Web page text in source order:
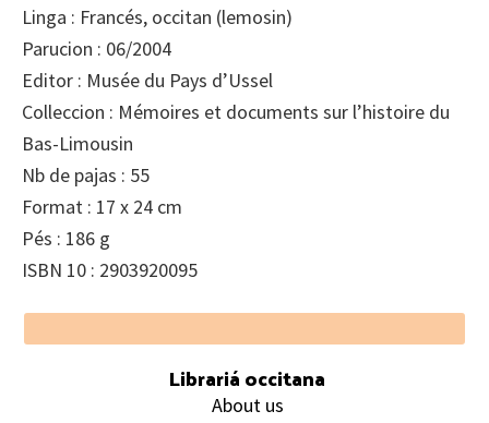
Linga : Francés, occitan (lemosin)
Parucion : 06/2004
Editor : Musée du Pays d’Ussel
Colleccion : Mémoires et documents sur l’histoire du
Bas-Limousin
Nb de pajas : 55
Format : 17 x 24 cm
Pés : 186 g
ISBN 10 : 2903920095
Footer
Librariá occitana
About us